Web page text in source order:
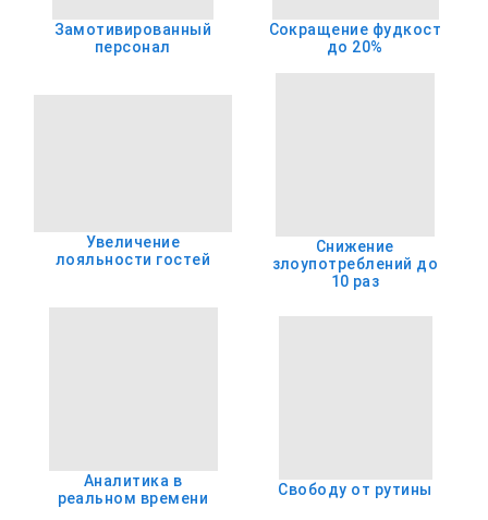
Замотивированный
персонал
Сокращение фудкост
до 20%
Увеличение
лояльности гостей
Снижение
злоупотреблений до
10 раз
Аналитика в
реальном времени
Свободу от рутины